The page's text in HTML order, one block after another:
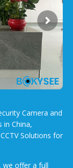
Camera and
in China,
Solutions for
we offer a full